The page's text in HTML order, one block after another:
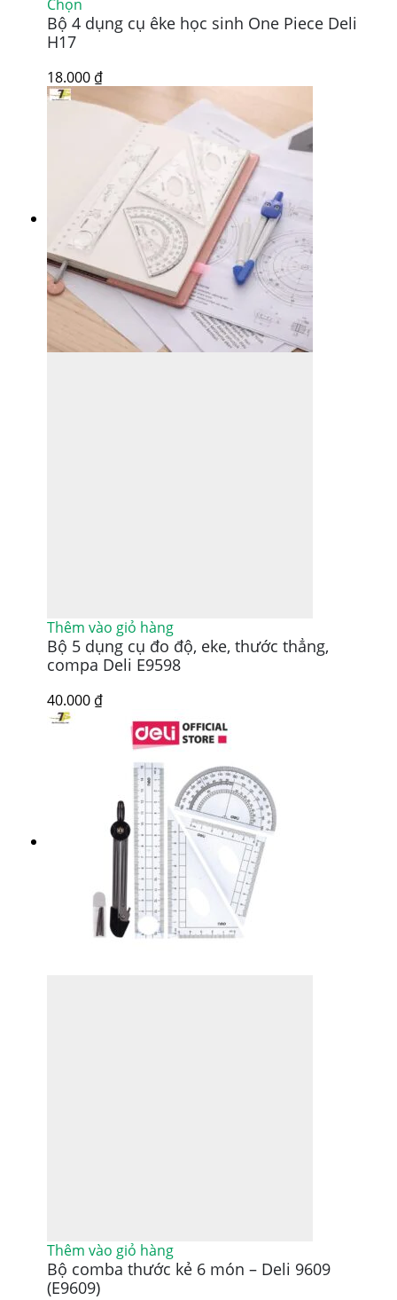
Chọn
phẩm
nhiều
biến
thể.
được
chọn
trên
trang
sản
phẩm
Bộ 4 dụng cụ êke học sinh One Piece Deli
H17
18.000 ₫
Thêm vào giỏ hàng
Bộ 5 dụng cụ đo độ, eke, thước thẳng,
compa Deli E9598
40.000 ₫
Thêm vào giỏ hàng
Bộ comba thước kẻ 6 món – Deli 9609
(E9609)